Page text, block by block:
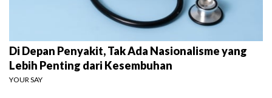
Di Depan Penyakit, Tak Ada Nasionalisme yang
Lebih Penting dari Kesembuhan
YOUR SAY